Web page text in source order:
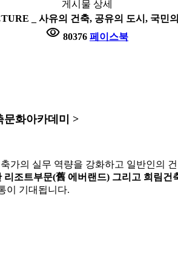
게시물 상세
_ 사유의 건축, 공유의 도시, 국민
visibility 80376 페이스북
문화아카데미 >
의 실무 역량을 강화하고 일반인의
조트부문(舊 에버랜드) 그리고 희림건
이 기대됩니다.